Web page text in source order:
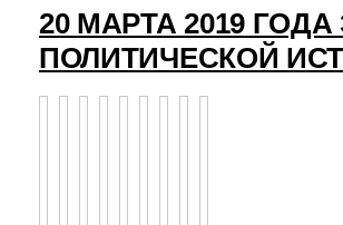
20 МАРТА 2019
ПОЛИТИЧЕСКОЙ